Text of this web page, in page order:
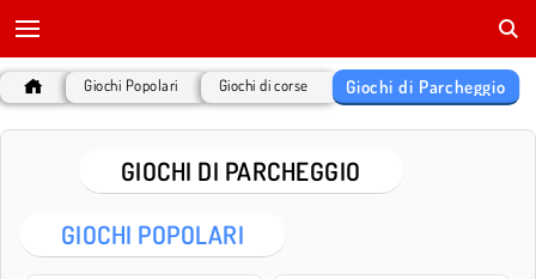
Giochi Popolari Giochi di corse Giochi di Parcheggio
GIOCHI DI PARCHEGGIO
GIOCHI POPOLARI